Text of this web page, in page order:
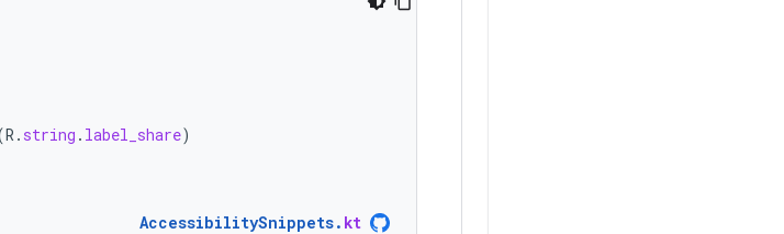
R . string . label_share)
AccessibilitySnippets. kt